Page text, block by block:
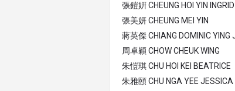
張鎧姸 CHEUNG HOI YIN INGRID
張美妍 CHEUNG MEI YIN
蔣英傑 CHIANG DOMINIC YING
周卓穎 CHOW CHEUK WING
朱愷琪 CHU HOI KEI BEATRICE
朱雅頤 CHU NGA YEE JESSICA